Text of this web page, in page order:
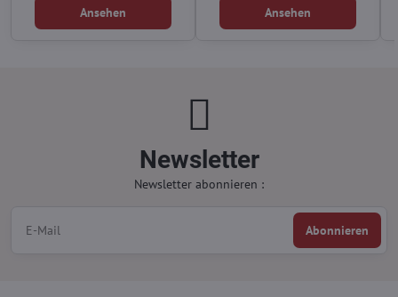
Ansehen Ansehen
Newsletter
Newsletter abonnieren :
Abonnieren